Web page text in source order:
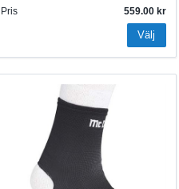
Pris 559.00
Välj